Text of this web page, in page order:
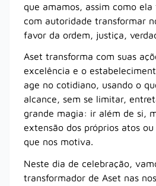
que amamos, assim como ela
com autoridade transformar
favor da ordem, justiça,
Aset transforma com suas
excelência e o
age no cotidiano, usando o
alcance, sem se limitar,
grande magia: ir além de si,
extensão dos próprios atos
que nos motiva.
Neste dia de celebração,
transformador de Aset nas